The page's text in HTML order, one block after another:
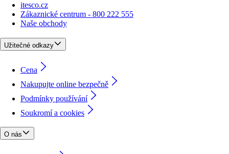
itesco.cz
Zákaznické centrum - 800 222 555
Naše obchody
Užitečné odkazy
Cena
Nakupujte online bezpečně
Podmínky používání
Soukromí a cookies
O nás